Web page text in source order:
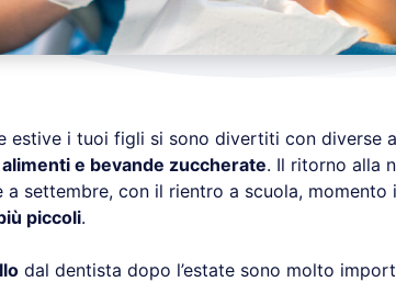
estive i tuoi figli si sono divertiti con diverse
e bevande zuccherate. Il ritorno alla
a settembre, con il rientro a scuola, momento
piccoli.
dal dentista dopo l’estate sono molto